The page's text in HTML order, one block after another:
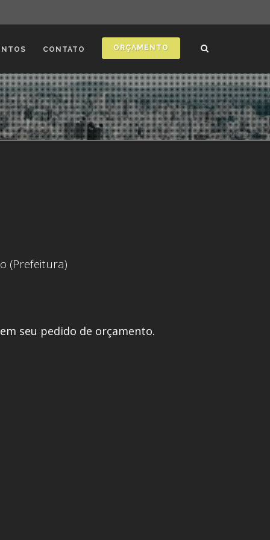
CONTATO ORÇAMENTO
(Prefeitura)
seu pedido de orçamento.